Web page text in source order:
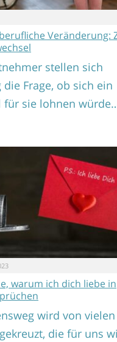
Veränderung:
stellen sich
Frage, ob sich ein
für sie lohnen
warum ich dich liebe in
wird von vielen
die für uns